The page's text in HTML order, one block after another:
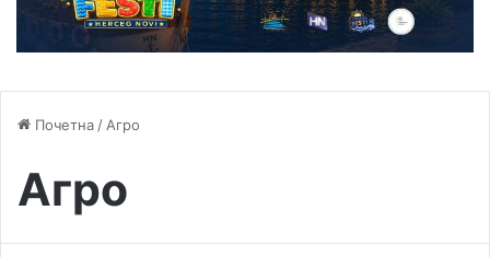
Почетна / Агро
Агро